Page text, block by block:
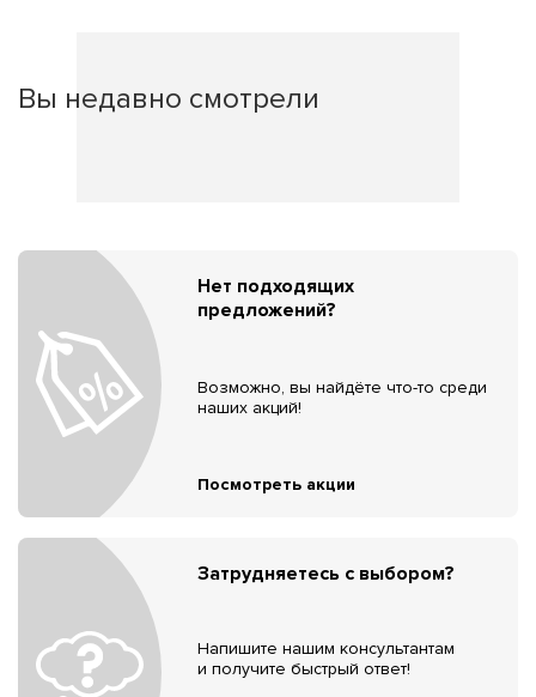
Вы недавно смотрели
Нет подходящих
предложений?
Возможно, вы найдёте что-то среди
наших акций!
Посмотреть акции
Затрудняетесь с выбором?
Напишите нашим консультантам
и получите быстрый ответ!